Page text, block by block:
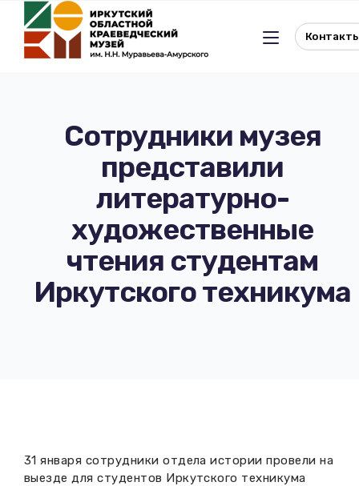
Льготное посещение музея
История музея
Реквизиты музея
Документы
Отдел истории
Отдел природы
Музейная студия
КПЦ им. свт. Иннокентия (Вениаминова)
Передвижные выставки
Сотрудники музея
представили
литературно-
художественные
чтения студентам
Иркутского техникума
31 января сотрудники отдела истории провели на
выезде для студентов Иркутского техникума